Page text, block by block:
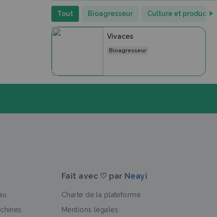
Tout Bioagresseur Culture et >
Vivaces
Bioagresseur
Fait avec ♡ par Neayi
Charte de la plateforme
Mentions légales